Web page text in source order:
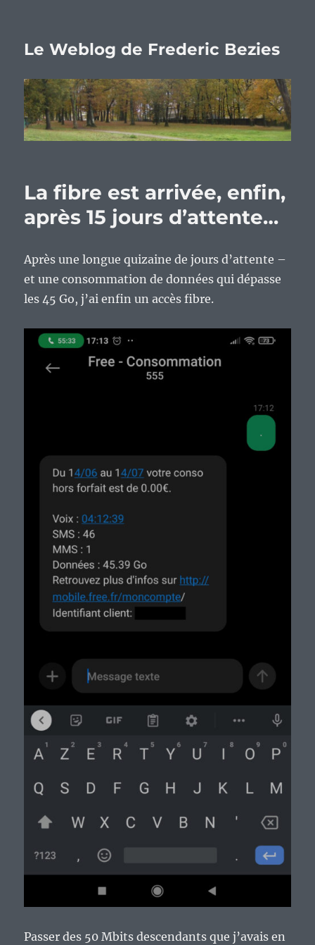
Le Weblog de Frederic Bezies
La fibre est arrivée, enfin,
après 15 jours d’attente…
Après une longue quizaine de jours d’attente –
et une consommation de données qui dépasse
les 45 Go, j’ai enfin un accès fibre.
Passer des 50 Mbits descendants que j’avais en